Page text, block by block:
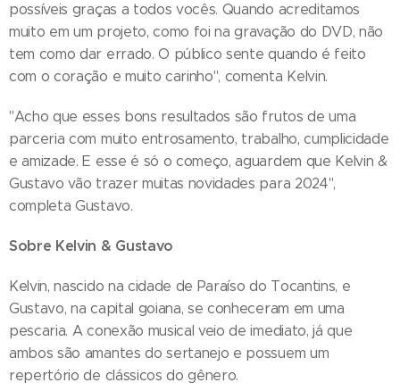
possíveis graças a todos vocês. Quando acreditamos
muito em um projeto, como foi na gravação do DVD, não
tem como dar errado. O público sente quando é feito
com o coração e muito carinho", comenta Kelvin.
"Acho que esses bons resultados são frutos de uma
parceria com muito entrosamento, trabalho, cumplicidade
e amizade. E esse é só o começo, aguardem que Kelvin &
Gustavo vão trazer muitas novidades para 2024",
completa Gustavo.
Sobre Kelvin & Gustavo
Kelvin, nascido na cidade de Paraíso do Tocantins, e
Gustavo, na capital goiana, se conheceram em uma
pescaria. A conexão musical veio de imediato, já que
ambos são amantes do sertanejo e possuem um
repertório de clássicos do gênero.